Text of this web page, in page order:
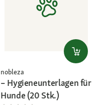
nobleza
– Hygieneunterlagen für
Hunde (20 Stk.)